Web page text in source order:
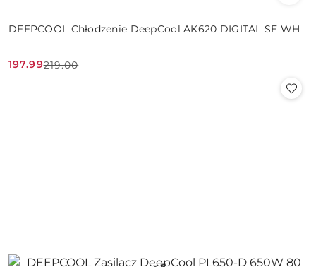
DEEPCOOL Chłodzenie DeepCool AK620 DIGITAL SE WH
Cena
197.99
Cena
219.00